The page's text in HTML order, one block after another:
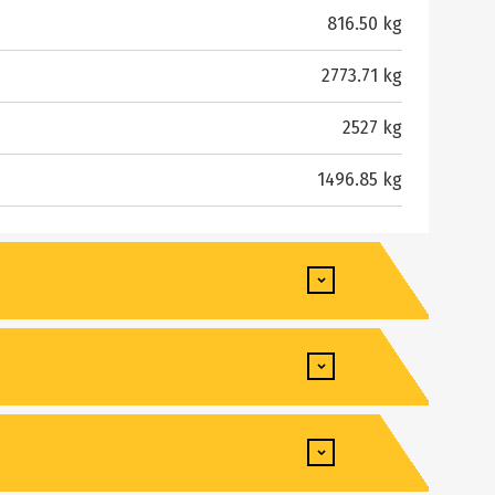
816.50 kg
2773.71 kg
2527 kg
1496.85 kg
986 mm
3876 mm
3018 mm
12.60 km/h
19.50 km/h